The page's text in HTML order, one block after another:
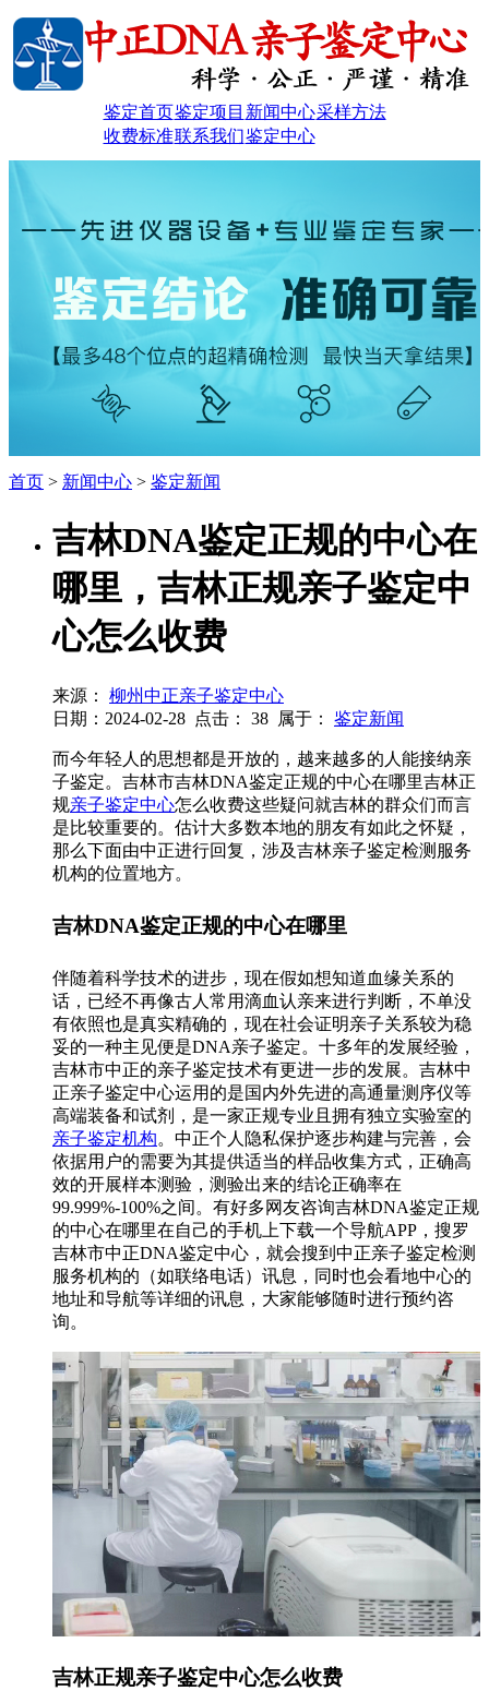
鉴定首页鉴定项目 新闻中心采样方法
收费标准联系我们鉴定中心
首页 > 新闻中心 > 鉴定新闻
吉林DNA鉴定正规的中心在
哪里，吉林正规亲子鉴定中
心怎么收费
来源：
柳州中正亲子鉴定中心
日期：2024-02-28 点击： 38 属于： 鉴定新闻
而今年轻人的思想都是开放的，越来越多的人能接纳亲
子鉴定。吉林市吉林DNA鉴定正规的中心在哪里吉林正
规亲子鉴定中心怎么收费这些疑问就吉林的群众们而言
是比较重要的。估计大多数本地的朋友有如此之怀疑，
那么下面由中正进行回复，涉及吉林亲子鉴定检测服务
机构的位置地方。
吉林DNA鉴定正规的中心在哪里
伴随着科学技术的进步，现在假如想知道血缘关系的
话，已经不再像古人常用滴血认亲来进行判断，不单没
有依照也是真实精确的，现在社会证明亲子关系较为稳
妥的一种主见便是DNA亲子鉴定。十多年的发展经验，
吉林市中正的亲子鉴定技术有更进一步的发展。吉林中
正亲子鉴定中心运用的是国内外先进的高通量测序仪等
高端装备和试剂，是一家正规专业且拥有独立实验室的
亲子鉴定机构。中正个人隐私保护逐步构建与完善，会
依据用户的需要为其提供适当的样品收集方式，正确高
效的开展样本测验，测验出来的结论正确率在
99.999%-100%之间。有好多网友咨询吉林DNA鉴定正规
的中心在哪里在自己的手机上下载一个导航APP，搜罗
吉林市中正DNA鉴定中心，就会搜到中正亲子鉴定检测
服务机构的（如联络电话）讯息，同时也会看地中心的
地址和导航等详细的讯息，大家能够随时进行预约咨
询。
吉林正规亲子鉴定中心怎么收费